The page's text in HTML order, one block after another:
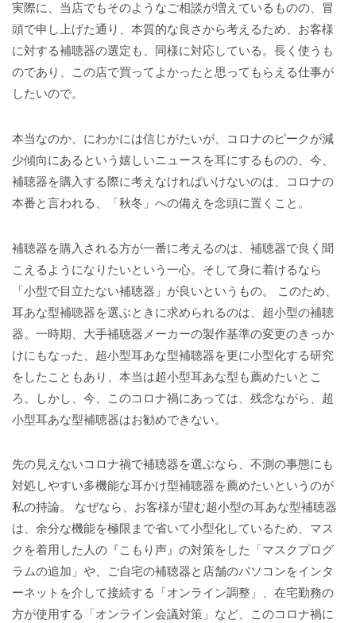
実際に、当店でもそのようなご相談が増えているものの、冒
頭で申し上げた通り、本質的な良さから考えるため、お客様
に対する補聴器の選定も、同様に対応している。長く使うも
のであり、この店で買ってよかったと思ってもらえる仕事が
したいので。
本当なのか、にわかには信じがたいが、コロナのピークが減
少傾向にあるという嬉しいニュースを耳にするものの、今、
補聴器を購入する際に考えなければいけないのは、コロナの
本番と言われる、「秋冬」への備えを念頭に置くこと。
補聴器を購入される方が一番に考えるのは、補聴器で良く聞
こえるようになりたいという一心。そして身に着けるなら
「小型で目立たない補聴器」が良いというもの。 このため、
耳あな型補聴器を選ぶときに求められるのは、超小型の補聴
器。一時期、大手補聴器メーカーの製作基準の変更のきっか
けにもなった、超小型耳あな型補聴器を更に小型化する研究
をしたこともあり、本当は超小型耳あな型も薦めたいとこ
ろ。しかし、今、このコロナ禍にあっては、残念ながら、超
小型耳あな型補聴器はお勧めできない。
先の見えないコロナ禍で補聴器を選ぶなら、不測の事態にも
対処しやすい多機能な耳かけ型補聴器を薦めたいというのが
私の持論。 なぜなら、お客様が望む超小型の耳あな型補聴器
は、余分な機能を極限まで省いて小型化しているため、マス
クを着用した人の『こもり声』の対策をした「マスクプログ
ラムの追加」や、ご自宅の補聴器と店舗のパソコンをインタ
ーネットを介して接続する「オンライン調整」、在宅勤務の
方が使用する「オンライン会議対策」など、このコロナ禍に